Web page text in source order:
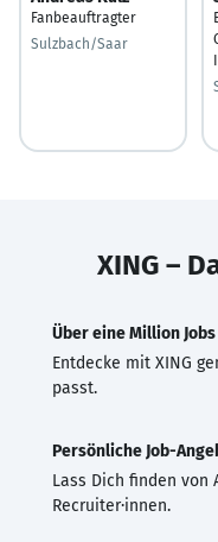
Fanbeauftragter
Sulzbach/Saar
XING –
Über eine Million Jobs
Entdecke mit XING
passt.
Persönliche Job-
Lass Dich finden von
Recruiter·innen.